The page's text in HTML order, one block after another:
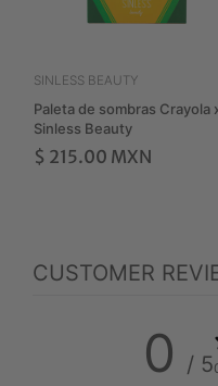
SINLESS BEAUTY
Paleta de sombras Crayola
Sinless Beauty
$ 215.00 MXN
CUSTOMER
0 / 5